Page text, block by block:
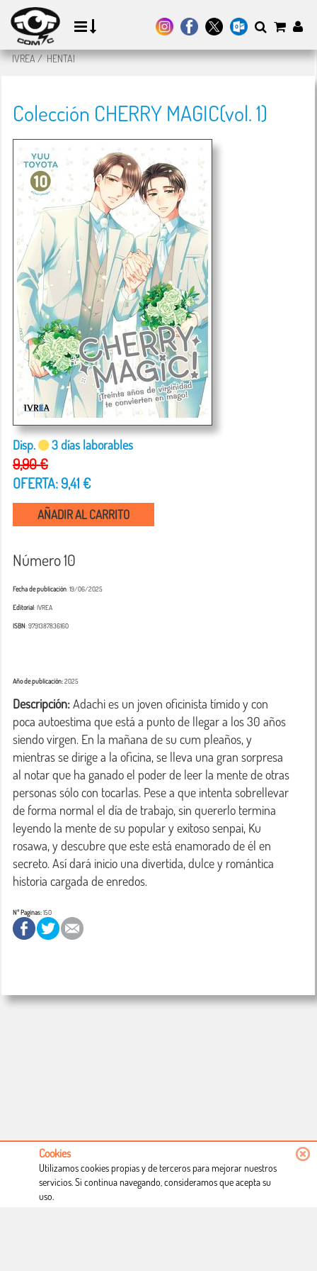
IVREA/HENTAI
Colección CHERRY MAGIC(vol. 1)
Disp. 3 días laborables
9,90 €
OFERTA: 9,41 €
AÑADIR AL CARRITO
Número 10
Fecha de publicación: 19/06/2025
Editorial: IVREA
ISBN: 9791387836160
Año de publicación:2025
Descripción: Adachi es un joven oficinista tímido y con
poca autoestima que está a punto de llegar a los 30 años
siendo virgen. En la mañana de su cum pleaños, y
mientras se dirige a la oficina, se lleva una gran sorpresa
al notar que ha ganado el poder de leer la mente de otras
personas sólo con tocarlas. Pese a que intenta sobrellevar
de forma normal el día de trabajo, sin quererlo termina
leyendo la mente de su popular y exitoso senpai, Ku
rosawa, y descubre que este está enamorado de él en
secreto. Así dará inicio una divertida, dulce y romántica
historia cargada de enredos.
Nº Paginas:150
Condiciones de uso
Cookies
Utilizamos cookies propias y de terceros para mejorar nuestros
servicios. Si continua navegando, consideramos que acepta su
uso.